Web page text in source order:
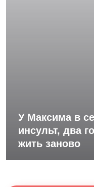
У Максима в
инсульт, два
жить заново